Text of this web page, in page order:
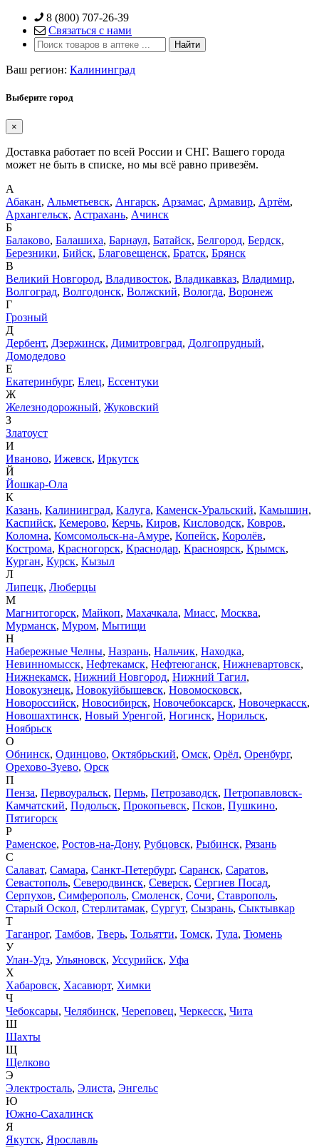
Skip
content
8 (800) 707-26-39
Связаться с нами
Ваш регион: Калининград
Выберите город
×
Доставка работает по всей России и СНГ. Вашего города
может не быть в списке, но мы всё равно привезём.
А
Абакан, Альметьевск, Ангарск, Арзамас, Армавир, Артём,
Архангельск, Астрахань, Ачинск
Б
Балаково, Балашиха, Барнаул, Батайск, Белгород, Бердск,
Березники, Бийск, Благовещенск, Братск, Брянск
В
Великий Новгород, Владивосток, Владикавказ, Владимир,
Волгоград, Волгодонск, Волжский, Вологда, Воронеж
Г
Грозный
Д
Дербент, Дзержинск, Димитровград, Долгопрудный,
Домодедово
Е
Екатеринбург, Елец, Ессентуки
Ж
Железнодорожный, Жуковский
З
Златоуст
И
Иваново, Ижевск, Иркутск
Й
Йошкар-Ола
К
Казань, Калининград, Калуга, Каменск-Уральский, Камышин,
Каспийск, Кемерово, Керчь, Киров, Кисловодск, Ковров,
Коломна, Комсомольск-на-Амуре, Копейск, Королёв,
Кострома, Красногорск, Краснодар, Красноярск, Крымск,
Курган, Курск, Кызыл
Л
Липецк, Люберцы
М
Магнитогорск, Майкоп, Махачкала, Миасс, Москва,
Мурманск, Муром, Мытищи
Н
Набережные Челны, Назрань, Нальчик, Находка,
Невинномысск, Нефтекамск, Нефтеюганск, Нижневартовск,
Нижнекамск, Нижний Новгород, Нижний Тагил,
Новокузнецк, Новокуйбышевск, Новомосковск,
Новороссийск, Новосибирск, Новочебоксарск, Новочеркасск,
Новошахтинск, Новый Уренгой, Ногинск, Норильск,
Ноябрьск
О
Обнинск, Одинцово, Октябрьский, Омск, Орёл, Оренбург,
Орехово-Зуево, Орск
П
Пенза, Первоуральск, Пермь, Петрозаводск, Петропавловск-
Камчатский, Подольск, Прокопьевск, Псков, Пушкино,
Пятигорск
Р
Раменское, Ростов-на-Дону, Рубцовск, Рыбинск, Рязань
С
Салават, Самара, Санкт-Петербург, Саранск, Саратов,
Севастополь, Северодвинск, Северск, Сергиев Посад,
Серпухов, Симферополь, Смоленск, Сочи, Ставрополь,
Старый Оскол, Стерлитамак, Сургут, Сызрань, Сыктывкар
Т
Таганрог, Тамбов, Тверь, Тольятти, Томск, Тула, Тюмень
У
Улан-Удэ, Ульяновск, Уссурийск, Уфа
Х
Хабаровск, Хасавюрт, Химки
Ч
Чебоксары, Челябинск, Череповец, Черкесск, Чита
Ш
Шахты
Щ
Щелково
Э
Электросталь, Элиста, Энгельс
Ю
Южно-Сахалинск
Я
Якутск, Ярославль